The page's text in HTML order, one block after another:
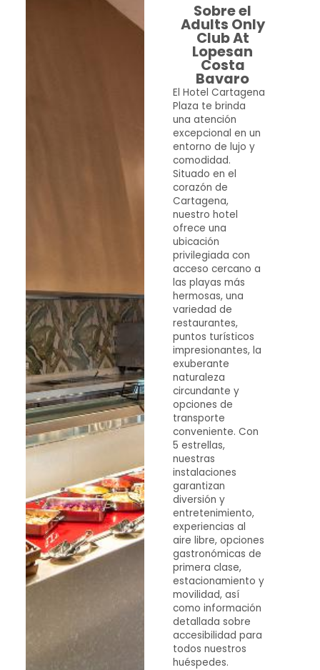
Sobre el
Adults Only
Club At
Lopesan
Costa
Bavaro
El Hotel Cartagena
Plaza te brinda
una atención
excepcional en un
entorno de lujo y
comodidad.
Situado en el
corazón de
Cartagena,
nuestro hotel
ofrece una
ubicación
privilegiada con
acceso cercano a
las playas más
hermosas, una
variedad de
restaurantes,
puntos turísticos
impresionantes, la
exuberante
naturaleza
circundante y
opciones de
transporte
conveniente. Con
5 estrellas,
nuestras
instalaciones
garantizan
diversión y
entretenimiento,
experiencias al
aire libre, opciones
gastronómicas de
primera clase,
estacionamiento y
movilidad, así
como información
detallada sobre
accesibilidad para
todos nuestros
huéspedes.